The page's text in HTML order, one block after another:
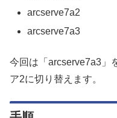
arcserve7a2
arcserve7a3
今回は「arcserve7a3」
ア2に切り替えます。